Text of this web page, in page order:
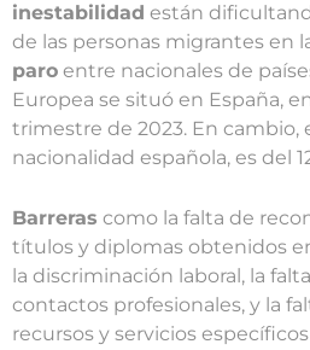
inestabilidad están
de las personas migrantes en
paro entre nacionales de
Europea se situó en España,
trimestre de 2023. En cambio,
nacionalidad española, es del
Barreras como la falta de
títulos y diplomas obtenidos
la discriminación laboral, la
contactos profesionales, y la
recursos y servicios